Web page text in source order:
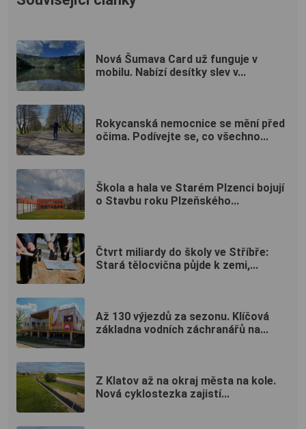
Nová Šumava Card už funguje v
mobilu. Nabízí desítky slev v...
Rokycanská nemocnice se mění před
očima. Podívejte se, co všechno...
Škola a hala ve Starém Plzenci bojují
o Stavbu roku Plzeňského...
Čtvrt miliardy do školy ve Stříbře:
Stará tělocvična půjde k zemi,...
Až 130 výjezdů za sezonu. Klíčová
základna vodních záchranářů na...
Z Klatov až na okraj města na kole.
Nová cyklostezka zajistí...